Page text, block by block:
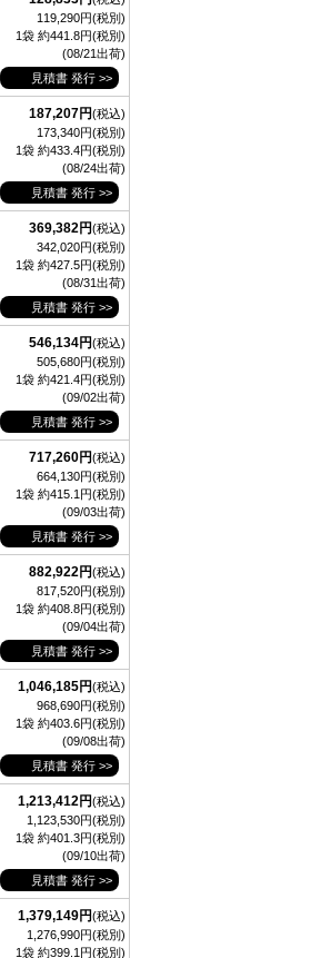
119,290円(税別)
1袋 約441.8円(税別)
(08/21出荷)
見積書 発行 >>
187,207円(税込)
173,340円(税別)
1袋 約433.4円(税別)
(08/24出荷)
見積書 発行 >>
369,382円(税込)
342,020円(税別)
1袋 約427.5円(税別)
(08/31出荷)
見積書 発行 >>
546,134円(税込)
505,680円(税別)
1袋 約421.4円(税別)
(09/02出荷)
見積書 発行 >>
717,260円(税込)
664,130円(税別)
1袋 約415.1円(税別)
(09/03出荷)
見積書 発行 >>
882,922円(税込)
817,520円(税別)
1袋 約408.8円(税別)
(09/04出荷)
見積書 発行 >>
1,046,185円(税込)
968,690円(税別)
1袋 約403.6円(税別)
(09/08出荷)
見積書 発行 >>
1,213,412円(税込)
1,123,530円(税別)
1袋 約401.3円(税別)
(09/10出荷)
見積書 発行 >>
1,379,149円(税込)
1,276,990円(税別)
1袋 約399.1円(税別)